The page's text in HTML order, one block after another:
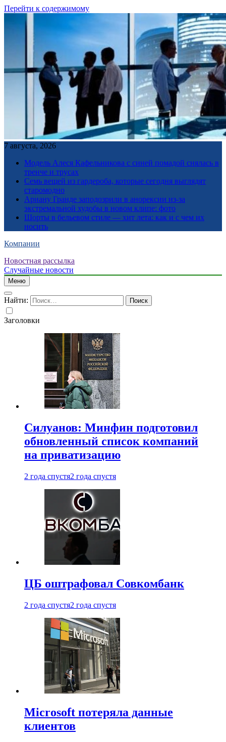
Перейти к содержимому
7 августа, 2026
Модель Алеся Кафельникова с синей помадой снялась в
тренче и трусах
Семь вещей из гардероба, которые сегодня выглядят
старомодно
Ариану Гранде заподозрили в анорексии из-за
экстремальной худобы в новом клипе: фото
Шорты в бельевом стиле — хит лета: как и с чем их
носить
Компании
Новостная рассылка
Случайные новости
Меню
Найти:
Заголовки
Силуанов: Минфин подготовил
обновленный список компаний
на приватизацию
2 года спустя2 года спустя
ЦБ оштрафовал Совкомбанк
2 года спустя2 года спустя
Microsoft потеряла данные
клиентов